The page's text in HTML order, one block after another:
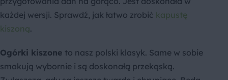
każdej wersji. Sprawdź, jak łatwo zrobić kapustę
kiszoną.
Ogórki kiszone to nasz polski klasyk. Same w sobie
smakują wybornie i są doskonałą przekąską.